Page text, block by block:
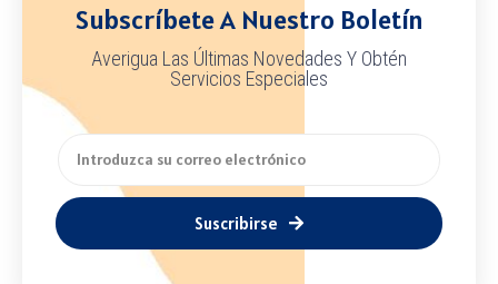
Subscríbete A Nuestro Boletín
Averigua Las Últimas Novedades Y Obtén
Servicios Especiales
Suscribirse